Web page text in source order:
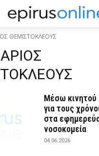
ΘΕΜΙΣΤΟΚΛΕΟΥΣ
Μέσω
για τους
στα
νοσοκομεία
04.06.2026